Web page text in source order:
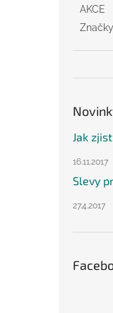
AKCE
Značky
Jak
16.11.2017
Slevy
27.4.2017